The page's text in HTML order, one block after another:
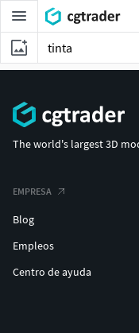
The world's largest 3D
EMPRESA
Blog
Empleos
Centro de ayuda